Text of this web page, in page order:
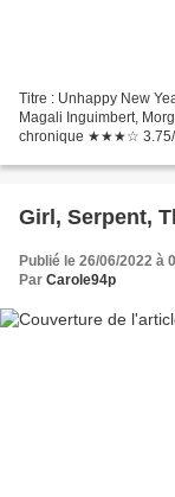
Titre : Unhappy New
Magali Inguimbert,
chronique ★★★☆ 3.75/5
Girl, Serpent,
Publié le 26/06/2022 à
Par Carole94p